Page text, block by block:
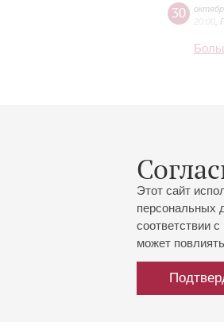
Этот сайт
персональных
соответствии
может
30
20:00